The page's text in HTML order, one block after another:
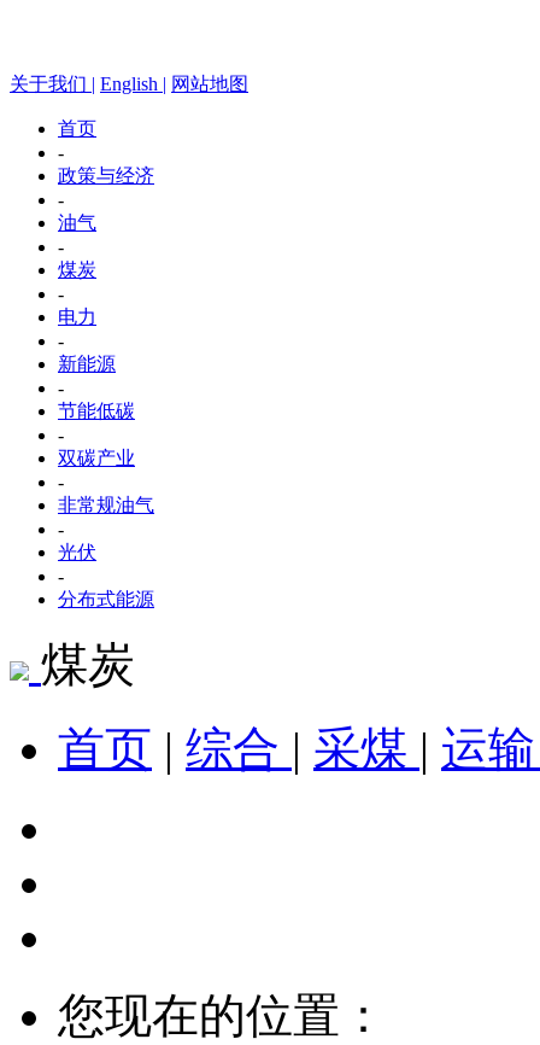
关于我们 | English | 网站地图
首页
-
政策与经济
-
油气
-
煤炭
-
电力
-
新能源
-
节能低碳
-
双碳产业
-
非常规油气
-
光伏
-
分布式能源
煤炭
首页 | 综合 | 采煤 | 运
您现在的位置：